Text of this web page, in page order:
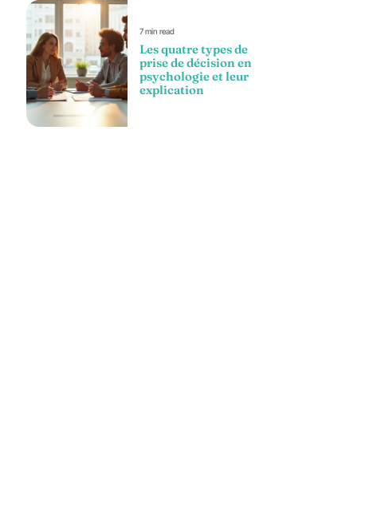
7 min read
Les quatre types de
prise de décision en
psychologie et leur
explication